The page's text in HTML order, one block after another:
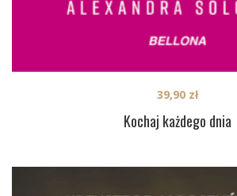
Kochaj każdego dnia
39,90 zł